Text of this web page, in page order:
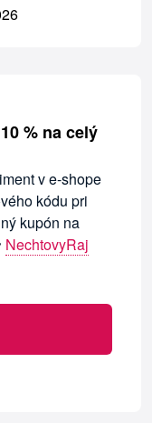
% na celý
v e-shope
kódu pri
kupón na
NechtovyRaj